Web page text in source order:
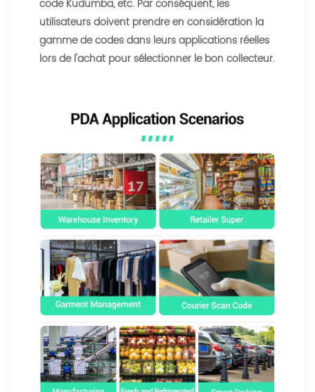
code Kudumba, etc. Par conséquent, les
utilisateurs doivent prendre en considération la
gamme de codes dans leurs applications réelles
lors de l'achat pour sélectionner le bon collecteur.